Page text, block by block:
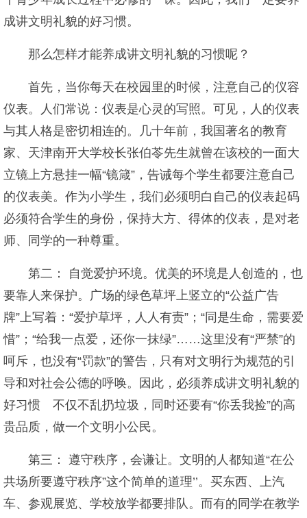
成讲文明礼貌的好习惯。
那么怎样才能养成讲文明礼貌的习惯呢？
首先，当你每天在校园里的时候，注意自己的仪容
仪表。人们常说：仪表是心灵的写照。可见，人的仪表
与其人格是密切相连的。几十年前，我国著名的教育
家、天津南开大学校长张伯苓先生就曾在该校的一面大
立镜上方悬挂一幅“镜箴”，告诫每个学生都要注意自己
的仪表美。作为小学生，我们必须明白自己的仪表起码
必须符合学生的身份，保持大方、得体的仪表，是对老
师、同学的一种尊重。
第二： 自觉爱护环境。优美的环境是人创造的，也
要靠人来保护。广场的绿色草坪上竖立的“公益广告
牌”上写着：“爱护草坪，人人有责”；“同是生命，需要爱
惜”；“给我一点爱，还你一抹绿”……这里没有“严禁”的
呵斥，也没有“罚款”的警告，只有对文明行为规范的引
导和对社会公德的呼唤。因此，必须养成讲文明礼貌的
好习惯 不仅不乱扔垃圾，同时还要有“你丢我捡”的高
贵品质，做一个文明小公民。
第三： 遵守秩序，会谦让。文明的人都知道“在公
共场所要遵守秩序”这个简单的道理’’。买东西、上汽
车、参观展览、学校放学都要排队。而有的同学在教学